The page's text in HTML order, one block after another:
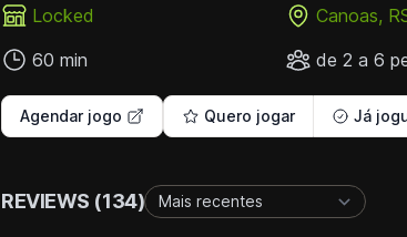
Locked
Canoas,
60 min
de 2 a 6
Agendar jogo Quero jogar Já
REVIEWS (134)